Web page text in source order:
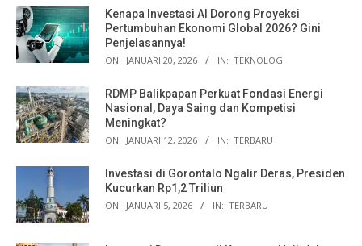
Kenapa Investasi AI Dorong Proyeksi
Pertumbuhan Ekonomi Global 2026? Gini
Penjelasannya!
ON: JANUARI 20, 2026 IN: TEKNOLOGI
RDMP Balikpapan Perkuat Fondasi Energi
Nasional, Daya Saing dan Kompetisi
Meningkat?
ON: JANUARI 12, 2026 IN: TERBARU
Investasi di Gorontalo Ngalir Deras, Presiden
Kucurkan Rp1,2 Triliun
ON: JANUARI 5, 2026 IN: TERBARU